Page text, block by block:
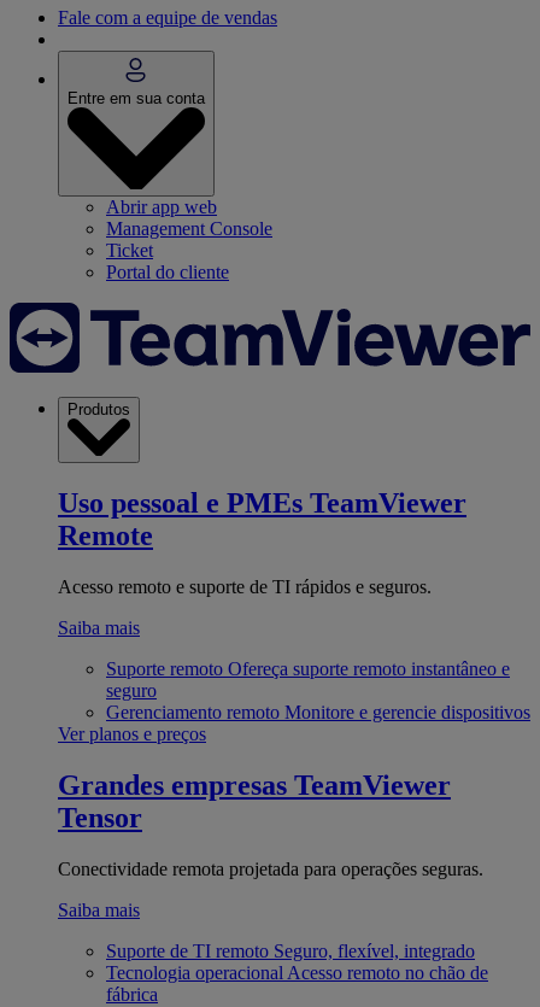
Fale com a equipe de vendas
Entre em sua conta
Abrir app web
Management Console
Ticket
Portal do cliente
Produtos
Uso pessoal e PMEs TeamViewer
Remote
Acesso remoto e suporte de TI rápidos e seguros.
Saiba mais
Suporte remoto Ofereça suporte remoto instantâneo e
seguro
Gerenciamento remoto Monitore e gerencie dispositivos
Ver planos e preços
Grandes empresas TeamViewer
Tensor
Conectividade remota projetada para operações seguras.
Saiba mais
Suporte de TI remoto Seguro, flexível, integrado
Tecnologia operacional Acesso remoto no chão de
fábrica